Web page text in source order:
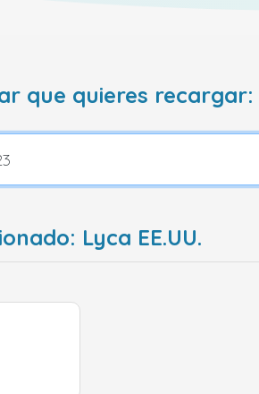
que quieres recargar:
Lyca EE.UU.